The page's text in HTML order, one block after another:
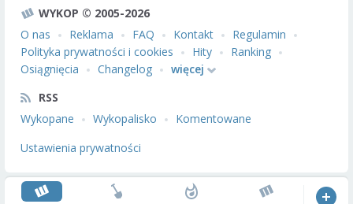
WYKOP © 2005-2026
O nas
Reklama FAQ Kontakt
Regulamin
Polityka prywatności i cookies
Hity
Ranking
Osiągnięcia
Changelog
więcej
RSS
Wykopane
Wykopalisko
Komentowane
Ustawienia prywatności